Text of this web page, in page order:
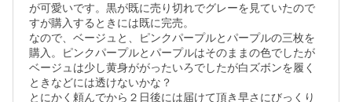
が可愛いです。黒が既に売り切れでグレーを見ていたので
すが購入するときには既に完売。
なので、ベージュと、ピンクパープルとパープルの三枚を
購入。ピンクパープルとパープルはそのままの色でしたが
ベージュは少し黄身ががったいろでしたが白ズボンを履く
ときなどには透けないかな？
とにかく頼んでから２日後には届けて頂き早さにびっくり